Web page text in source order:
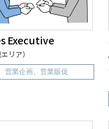
Executive
エリア）
営業企画、営業販促